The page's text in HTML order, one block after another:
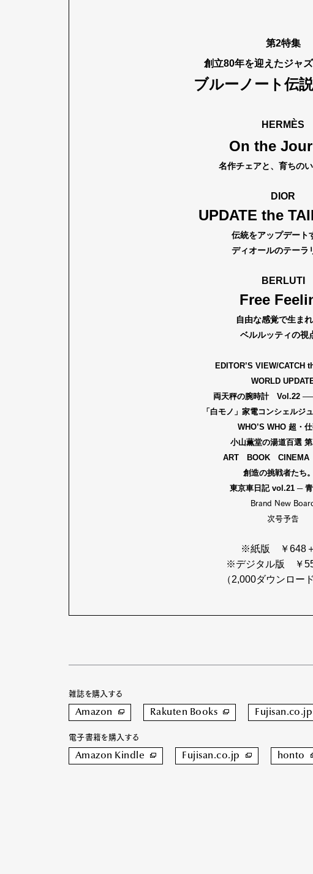
Pen Meet
第2特集
創立80年を迎えたジャ
ブルーノート伝説
HERMÈS
On the
名作チェアと、育ちのい
DIOR
UPDATE the
伝統をアップデート
ディオールのテーラ
BERLUTI
Free
自由な感覚で生まれ
ベルルッティの視
EDITOR’S VIEW/CATCH
WORLD
両天秤の腕時計 Vol.22
「白モノ」家電コンシェルジ
WHO’S WHO 超・
小山薫堂の湯道百選
ART BOOK CINEMA
創造の挑戦者たち
東京車日記 vol.21 ─
Brand New
次号予告
※紙版 ￥648
※デジタル版 ￥
（2,000ダウンロー
雑誌を購入する
Amazon Rakuten Books Fujisan.co.jp
電子書籍を購入する
Amazon Kindle Fujisan.co.jp honto